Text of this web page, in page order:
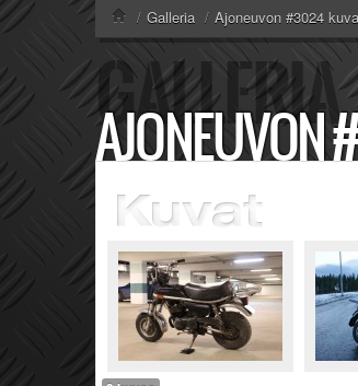
/ Galleria / Ajoneuvon #3024
AJONEUVON